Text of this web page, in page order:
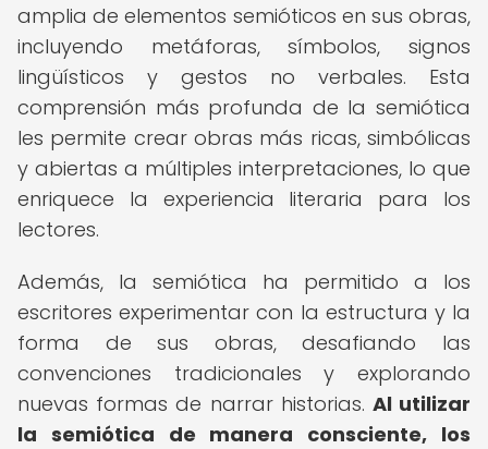
amplia de elementos semióticos en sus obras,
incluyendo metáforas, símbolos, signos
lingüísticos y gestos no verbales. Esta
comprensión más profunda de la semiótica
les permite crear obras más ricas, simbólicas
y abiertas a múltiples interpretaciones, lo que
enriquece la experiencia literaria para los
lectores.
Además, la semiótica ha permitido a los
escritores experimentar con la estructura y la
forma de sus obras, desafiando las
convenciones tradicionales y explorando
nuevas formas de narrar historias. Al utilizar
la semiótica de manera consciente, los